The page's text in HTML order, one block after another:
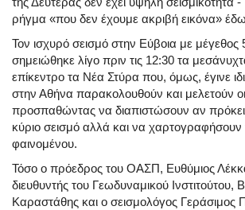
ρήγμα «που δεν έχουμε ακριβή εικόνα»
Τον ισχυρό σεισμό στην Εύβοια με μέγεθος
σημειώθηκε λίγο πριν τις 12:30 τα
επίκεντρο τα Νέα Στύρα που, όμως, έγινε
στην Αθήνα παρακολουθούν και μελετούν
προσπαθώντας να διαπιστώσουν αν
κύριο σεισμό αλλά και να χαρτογραφήσουν
φαινομένου.
Τόσο ο πρόεδρος του ΟΑΣΠ, Ευθύμιος
διευθυντής του Γεωδυναμικού Ινστιτούτου,
Καραστάθης και ο σεισμολόγος